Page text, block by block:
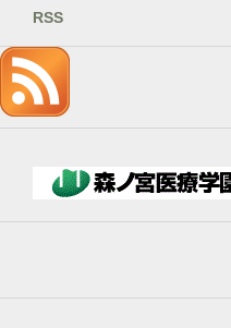
を
記
入
→
ン
RSS